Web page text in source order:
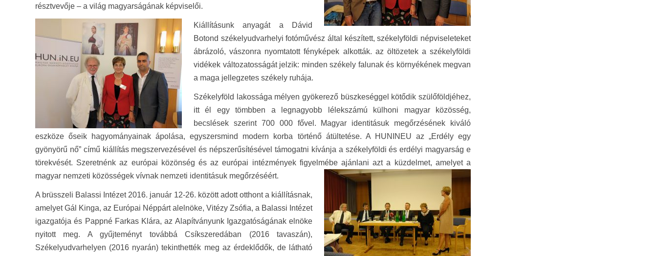
résztvevője – a világ magyarságának képviselői.
Kiállításunk anyagát a Dávid
Botond székelyudvarhelyi fotóművész által készített, székelyföldi népviseleteket
ábrázoló, vászonra nyomtatott fényképek alkották. az öltözetek a székelyföldi
vidékek változatosságát jelzik: minden székely falunak és környékének megvan
a maga jellegzetes székely ruhája.
Székelyföld lakossága mélyen gyökerező büszkeséggel kötődik szülőföldjéhez,
itt él egy tömbben a legnagyobb lélekszámú külhoni magyar közösség,
becslések szerint 700 000 fővel. Magyar identitásuk megőrzésének kiváló
eszköze őseik hagyományainak ápolása, egyszersmind modern korba történő átültetése. A HUNINEU az „Erdély egy
gyönyörű nő” című kiállítás megszervezésével és népszerűsítésével támogatni kívánja a székelyföldi és erdélyi magyarság e
törekvését. Szeretnénk az európai közönség és az európai intézmények figyelmébe ajánlani azt a küzdelmet, amelyet a
magyar nemzeti közösségek vívnak nemzeti identitásuk megőrzéséért.
A brüsszeli Balassi Intézet 2016. január 12-26. között adott otthont a kiállításnak,
amelyet Gál Kinga, az Európai Néppárt alelnöke, Vitézy Zsófia, a Balassi Intézet
igazgatója és Pappné Farkas Klára, az Alapítványunk Igazgatóságának elnöke
nyitott meg. A gyűjteményt továbbá Csíkszeredában (2016 tavaszán),
Székelyudvarhelyen (2016 nyarán) tekinthették meg az érdeklődők, de látható